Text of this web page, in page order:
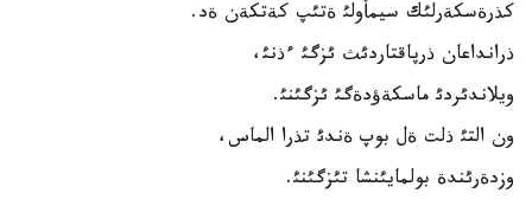
كذرةسكةرلئك سيمأولئ ةتئپ كةتكةن ةد.
ذرانداعان ذرپاقتاردئث ئزگئ ءذنئ،
ويلاندئردئ ماسكةؤدةگئ ئزگئنئ.
ون التئ ذلت ةل بوپ ةندئ تذرا الماس،
وزدةرئندة بولمايئنشا تئزگئنئ.